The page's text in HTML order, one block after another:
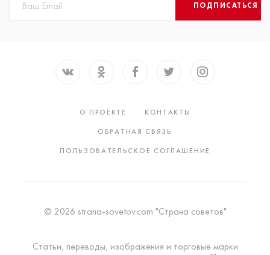
ПОДПИСАТЬСЯ
О ПРОЕКТЕ
КОНТАКТЫ
ОБРАТНАЯ СВЯЗЬ
ПОЛЬЗОВАТЕЛЬСКОЕ СОГЛАШЕНИЕ
© 2026 strana-sovetov.com "Страна советов"
Статьи, переводы, изображения и торговые марки